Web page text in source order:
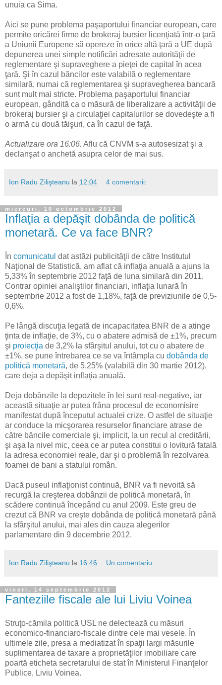
unuia ca Sima.
Aici se pune problema paşaportului financiar european, care
permite oricărei firme de brokeraj bursier licenţiată într-o ţară
a Uniunii Europene să opereze în orice altă ţară a UE după
depunerea unei simple notificări adresate autorităţii de
reglementare şi supraveghere a pieţei de capital în acea
ţară. Şi în cazul băncilor este valabilă o reglementare
similară, numai că reglementarea şi supravegherea bancară
sunt mult mai stricte. Problema paşaportului financiar
european, gândită ca o măsură de liberalizare a activităţii de
brokeraj bursier şi a circulaţiei capitalurilor se dovedeşte a fi
o armă cu două tăişuri, ca în cazul de faţă.
Actualizare ora 16:06. Aflu că CNVM s-a autosesizat şi a
declanşat o anchetă asupra celor de mai sus.
Ion Radu Zilişteanu la 12:04 4 comentarii:
miercuri, 10 octombrie 2012
Inflaţia a depăşit dobânda de politică
monetară. Ce va face BNR?
În comunicatul dat astăzi publicităţii de către Institutul
Naţional de Statistică, am aflat că inflaţia anuală a ajuns la
5,33% în septembrie 2012 faţă de luna similară din 2011.
Contrar opiniei analiştilor financiari, inflaţia lunară în
septembrie 2012 a fost de 1,18%, faţă de previziunile de 0,5-
0,6%.
Pe lângă discuţia legată de incapacitatea BNR de a atinge
ţinta de inflaţie, de 3%, cu o abatere admisă de ±1%, precum
şi proiecţia de 3,2% la sfârşitul anului, tot cu o abatere de
±1%, se pune întrebarea ce se va întâmpla cu dobânda de
politică monetară, de 5,25% (valabilă din 30 martie 2012),
care deja a depăşit inflaţia anuală.
Deja dobânzile la depozitele în lei sunt real-negative, iar
această situaţie ar putea frâna procesul de economisire
manifestat după începutul actualei crize. O astfel de situaţie
ar conduce la micşorarea resurselor financiare atrase de
către băncile comerciale şi, implicit, la un recul al creditării,
şi aşa la nivel mic, ceea ce ar putea constitui o lovitură fatală
la adresa economiei reale, dar şi o problemă în rezolvarea
foamei de bani a statului român.
Dacă puseul inflaţionist continuă, BNR va fi nevoită să
recurgă la creşterea dobânzii de politică monetară, în
scădere continuă începând cu anul 2009. Este greu de
crezut că BNR va creşte dobânda de politică monetară până
la sfârşitul anului, mai ales din cauza alegerilor
parlamentare din 9 decembrie 2012.
Ion Radu Zilişteanu la 16:46 Un comentariu:
vineri, 14 septembrie 2012
Fanteziile fiscale ale lui Liviu Voinea
Struţo-cămila politică USL ne delectează cu măsuri
economico-financiaro-fiscale dintre cele mai vesele. În
ultimele zile, presa a mediatizat în spaţii largi măsurile
suplimentarea de taxare a proprietăţilor imobiliare care
poartă eticheta secretarului de stat în Ministerul Finanţelor
Publice, Liviu Voinea.